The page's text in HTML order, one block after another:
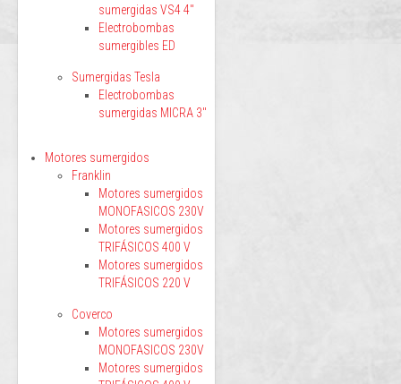
sumergidas VS4 4"
Electrobombas
sumergibles ED
Sumergidas Tesla
Electrobombas
sumergidas MICRA 3"
Motores sumergidos
Franklin
Motores sumergidos
MONOFASICOS 230V
Motores sumergidos
TRIFÁSICOS 400 V
Motores sumergidos
TRIFÁSICOS 220 V
Coverco
Motores sumergidos
MONOFASICOS 230V
Motores sumergidos